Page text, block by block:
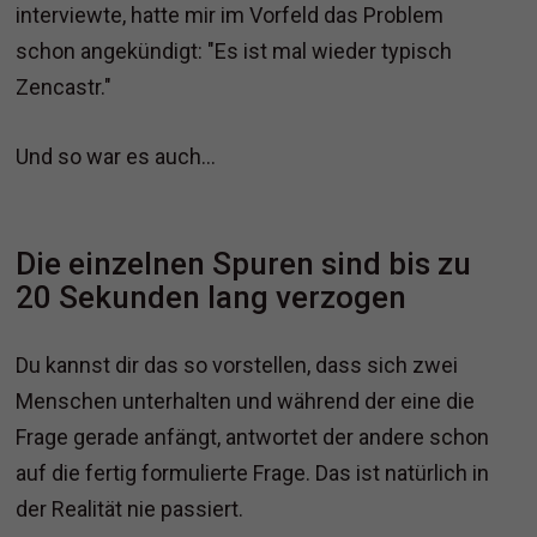
interviewte, hatte mir im Vorfeld das Problem
schon angekündigt: "Es ist mal wieder typisch
Zencastr."
Und so war es auch...
Die einzelnen Spuren sind bis zu
20 Sekunden lang verzogen
Du kannst dir das so vorstellen, dass sich zwei
Menschen unterhalten und während der eine die
Frage gerade anfängt, antwortet der andere schon
auf die fertig formulierte Frage. Das ist natürlich in
der Realität nie passiert.